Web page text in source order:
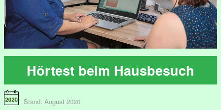
Hörtest beim Hausbesuch
Stand: August 2020